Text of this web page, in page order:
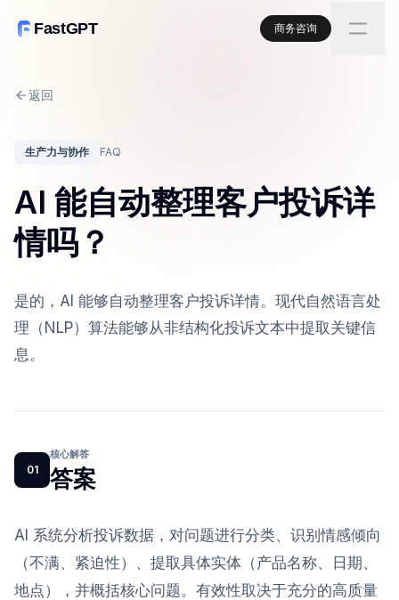
FastGPT 商务咨询
返回
生产力与协作 FAQ
AI 能自动整理客户投诉详
情吗？
是的，AI 能够自动整理客户投诉详情。现代自然语言处
理（NLP）算法能够从非结构化投诉文本中提取关键信
息。
01
核心解答
答案
AI 系统分析投诉数据，对问题进行分类、识别情感倾向
（不满、紧迫性）、提取具体实体（产品名称、日期、
地点），并概括核心问题。有效性取决于充分的高质量